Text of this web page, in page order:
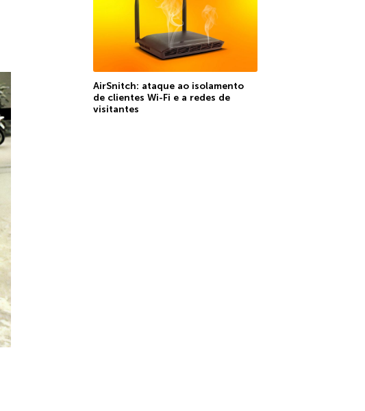
AirSnitch: ataque ao isolamento
de clientes Wi-Fi e a redes de
visitantes